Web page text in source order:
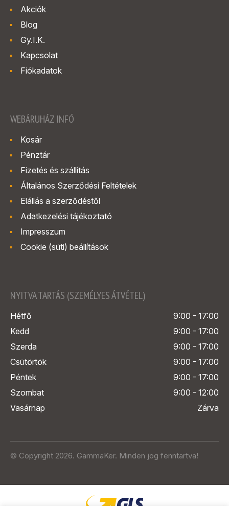
Akciók
Blog
Gy.I.K.
Kapcsolat
Fiókadatok
WEBÁRUHÁZ INFÓ
Kosár
Pénztár
Fizetés és szállítás
Általános Szerződési Feltételek
Elállás a szerződéstől
Adatkezelési tájékoztató
Impresszum
Cookie (süti) beállítások
NYITVA TARTÁS (SZEMÉLYES ÁTVÉTEL)
Hétfő
9:00 - 17:00
Kedd
9:00 - 17:00
Szerda
9:00 - 17:00
Csütörtök
9:00 - 17:00
Péntek
9:00 - 17:00
Szombat
9:00 - 12:00
Vasárnap
Zárva
© Copyright 2026. GammaKer. Minden jog fenntartva!